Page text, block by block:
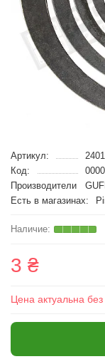
Артикул:
Код:
Производители
Есть в магазинах:
3 ₴
Цена актуальна